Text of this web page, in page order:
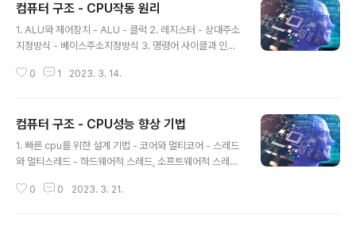
컴퓨터 구조 - CPU작동 원리
1. ALU와 제어장치 - ALU - 클럭 2. 레지스터 - 상대주소
지정방식 - 베이스주소지정방식 3. 명령어 사이클과 인터
인터럽트 처리과정(비동기)
0 1 2023. 3. 14.
컴퓨터 구조 - CPU성능 향상 기법
1. 빠른 cpu를 위한 설계 기법 - 코어와 멀티코어 - 스레드
와 멀티스레드 - 하드웨어적 스레드, 소프트웨어적 스레드
집합구조 - CISC - RISC
0 0 2023. 3. 21.